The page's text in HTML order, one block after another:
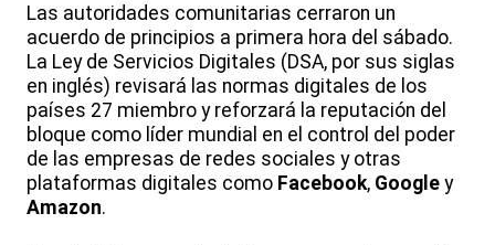
Las autoridades comunitarias cerraron un
acuerdo de principios a primera hora del sábado.
La Ley de Servicios Digitales (DSA, por sus siglas
en inglés) revisará las normas digitales de los
países 27 miembro y reforzará la reputación del
bloque como líder mundial en el control del poder
de las empresas de redes sociales y otras
plataformas digitales como Facebook, Google y
Amazon.